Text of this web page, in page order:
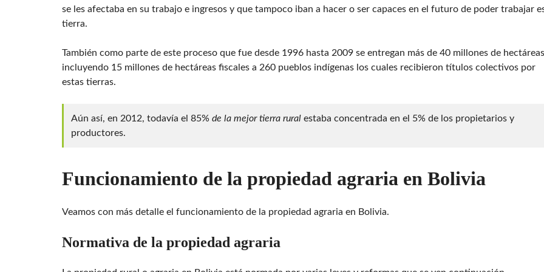
se les afectaba en su trabajo e ingresos y que tampoco iban a hacer o ser capaces en el futuro de poder trabajar
tierra.
También como parte de este proceso que fue desde 1996 hasta 2009 se entregan más de 40 millones de
incluyendo 15 millones de hectáreas fiscales a 260 pueblos indígenas los cuales recibieron títulos colectivos por
estas tierras.
Aún así, en 2012, todavía el 85% de la mejor tierra rural estaba concentrada en el 5% de los propietarios y
productores.
Funcionamiento de la propiedad agraria en Bolivia
Veamos con más detalle el funcionamiento de la propiedad agraria en Bolivia.
Normativa de la propiedad agraria